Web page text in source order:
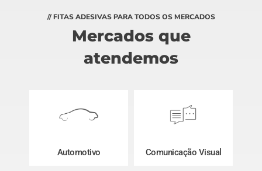
// FITAS ADESIVAS PARA TODOS OS MERCADOS
Mercados que
atendemos
Automotivo Comunicação Visual